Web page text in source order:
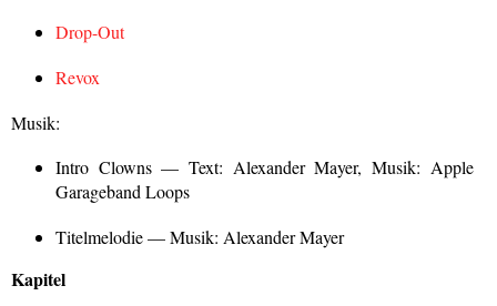
Drop-Out
Revox
Musik:
Intro Clowns — Text: Alexander Mayer, Musik: Apple
Garageband Loops
Titelmelodie — Musik: Alexander Mayer
Kapitel